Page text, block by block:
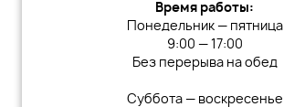
Время работы:
Понедельник — пятница
9:00 — 17:00
Без перерыва на обед
Суббота — воскресенье